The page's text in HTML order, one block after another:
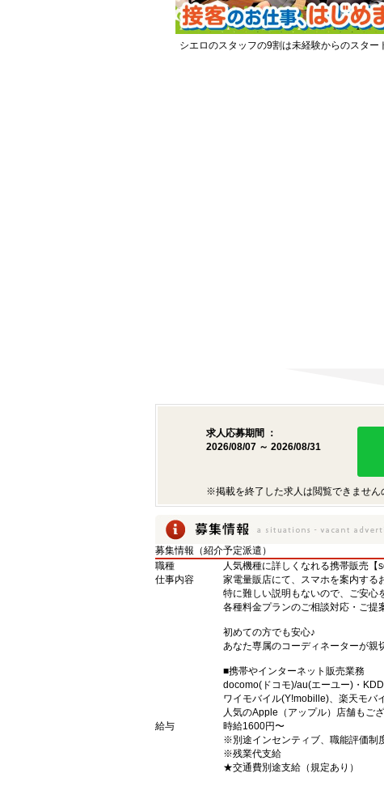
シエロのスタッフの9割は未経験からのスター
求人応募期間 ：
2026/08/07 ～ 2026/08/31
※掲載を終了した求人は閲覧できません
募集情報（紹介予定派遣）
職種
人気機種に詳しくなれる携帯販売【
仕事内容
家電量販店にて、スマホを案内する
特に難しい説明もないので、ご安心
各種料金プランのご相談対応・ご提
初めての方でも安心♪
あなた専属のコーディネーターが
■携帯やインターネット販売業務
docomo(ドコモ)/au(エーユー)・
ワイモバイル(Y!mobille)、楽天モバ
人気のApple（アップル）店舗もご
給与
時給1600円〜
※別途インセンティブ、職能評価制
※残業代支給
★交通費別途支給（規定あり）